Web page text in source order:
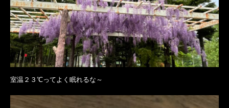
室温２３℃ってよく眠れるな～